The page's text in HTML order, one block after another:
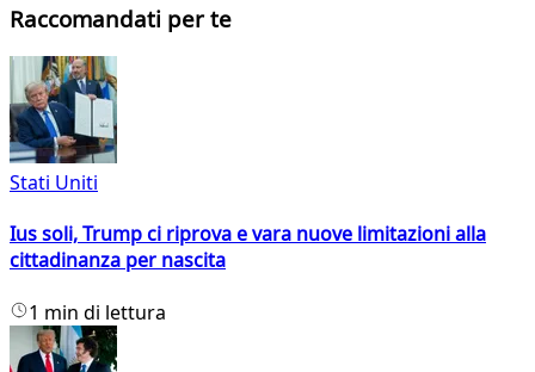
Raccomandati per te
Stati Uniti
Ius soli, Trump ci riprova e vara nuove limitazioni alla
cittadinanza per nascita
1 min di lettura